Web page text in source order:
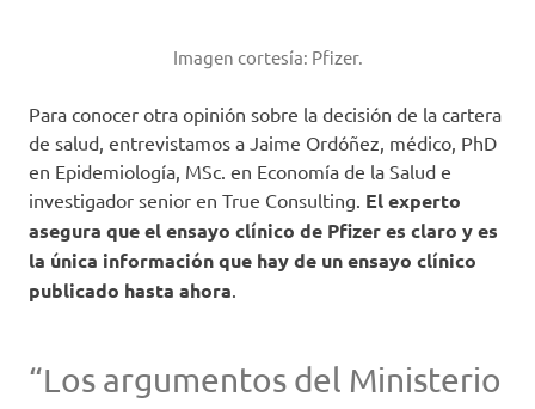
Imagen cortesía: Pfizer.
Para conocer otra opinión sobre la decisión de la cartera
de salud, entrevistamos a Jaime Ordóñez, médico, PhD
en Epidemiología, MSc. en Economía de la Salud e
investigador senior en True Consulting. El experto
asegura que el ensayo clínico de Pfizer es claro y es
la única información que hay de un ensayo clínico
publicado hasta ahora.
“Los argumentos del Ministerio